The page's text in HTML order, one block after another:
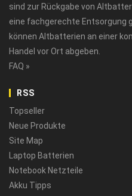
sind zur Rückgabe von
eine fachgerechte Entsorgung
können Altbatterien an einer
Handel vor Ort abgeben.
FAQ »
RSS
Topseller
Neue Produkte
Site Map
Laptop Batterien
Notebook Netzteile
Akku Tipps